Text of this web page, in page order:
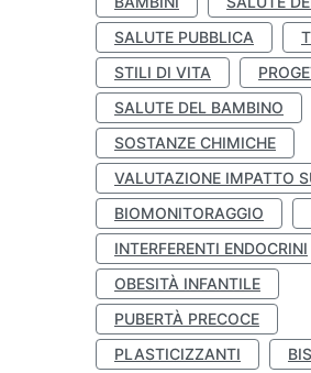
SALUTE PUBBLICA
STILI DI VITA
SALUTE DEL BAMBINO
SOSTANZE CHIMICHE
VALUTAZIONE IMPATTO
BIOMONITORAGGIO
INTERFERENTI ENDOCRINI
OBESITÀ INFANTILE
PUBERTÀ PRECOCE
PLASTICIZZANTI